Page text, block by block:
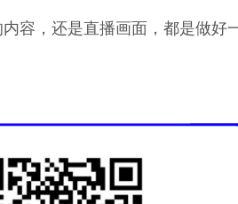
容，还是直播画面，都是做好